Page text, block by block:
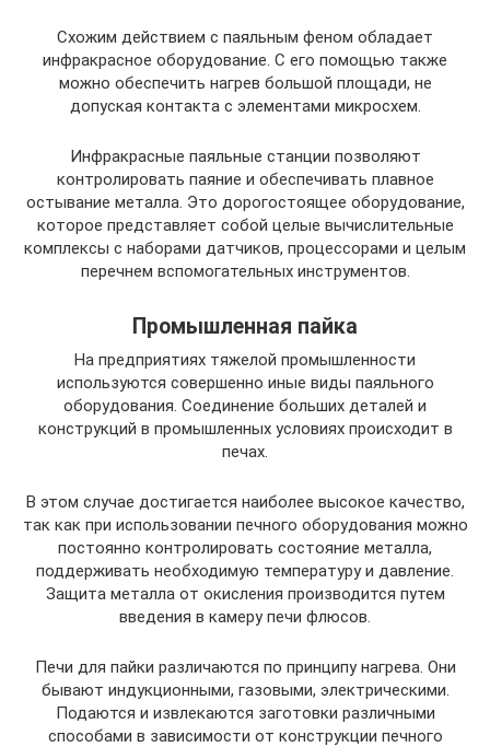
Схожим действием с паяльным феном обладает
инфракрасное оборудование. С его помощью также
можно обеспечить нагрев большой площади, не
допуская контакта с элементами микросхем.
Инфракрасные паяльные станции позволяют
контролировать паяние и обеспечивать плавное
остывание металла. Это дорогостоящее оборудование,
которое представляет собой целые вычислительные
комплексы с наборами датчиков, процессорами и целым
перечнем вспомогательных инструментов.
Промышленная пайка
На предприятиях тяжелой промышленности
используются совершенно иные виды паяльного
оборудования. Соединение больших деталей и
конструкций в промышленных условиях происходит в
печах.
В этом случае достигается наиболее высокое качество,
так как при использовании печного оборудования можно
постоянно контролировать состояние металла,
поддерживать необходимую температуру и давление.
Защита металла от окисления производится путем
введения в камеру печи флюсов.
Печи для пайки различаются по принципу нагрева. Они
бывают индукционными, газовыми, электрическими.
Подаются и извлекаются заготовки различными
способами в зависимости от конструкции печного